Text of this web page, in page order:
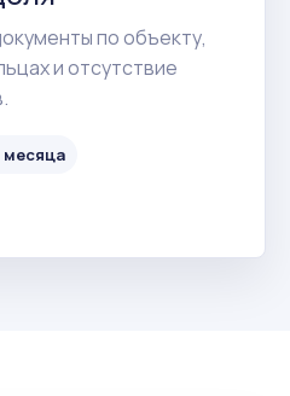
по объекту,
и отсутствие
месяца